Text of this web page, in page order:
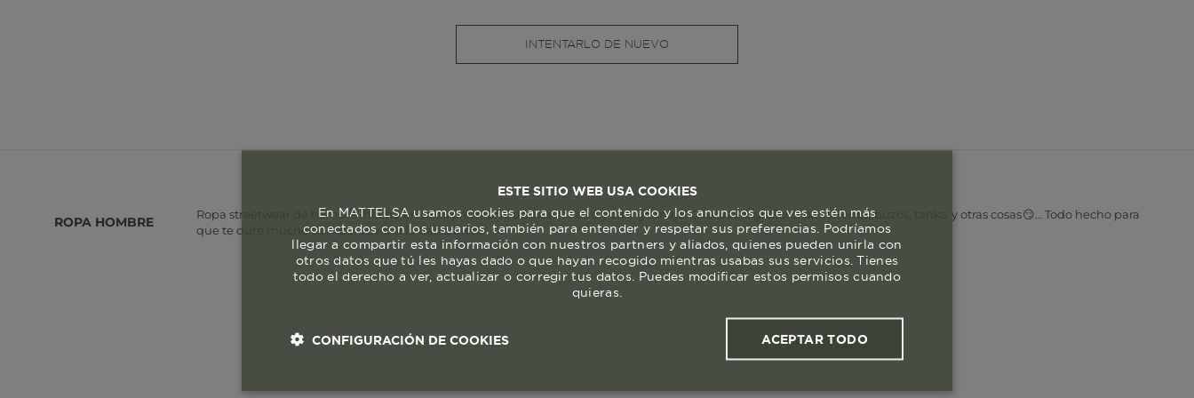
INTENTARLO DE NUEVO
ROPA HOMBRE
Ropa streetwear de hombre, hecha en telas premium, de alta calidad y alto gramaje. Oversized, gráficos, pantalones, buzos, tanks, y otras cosas😏… Todo hecho para
que te dure mucho tiempo, obvio si lo tratas bien.
ESTE SITIO WEB USA COOKIES
En MATTELSA usamos cookies para que el contenido y los anuncios que ves estén más
conectados con los usuarios, también para entender y respetar sus preferencias. Podríamos
llegar a compartir esta información con nuestros partners y aliados, quienes pueden unirla con
otros datos que tú les hayas dado o que hayan recogido mientras usabas sus servicios. Tienes
todo el derecho a ver, actualizar o corregir tus datos. Puedes modificar estos permisos cuando
quieras.
ACEPTAR TODO
CONFIGURACIÓN DE COOKIES
Cookies esenciales y
Cookies de
Cookies de
Cookies funcionales